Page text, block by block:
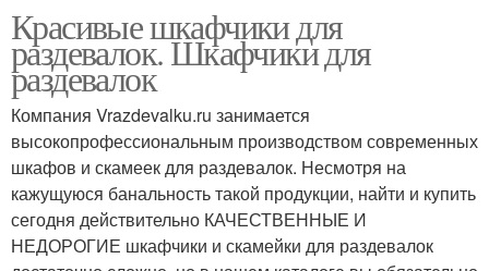
Красивые шкафчики для
раздевалок. Шкафчики для
раздевалок
Компания Vrazdevalku.ru занимается
высокопрофессиональным производством современных
шкафов и скамеек для раздевалок. Несмотря на
кажущуюся банальность такой продукции, найти и купить
сегодня действительно КАЧЕСТВЕННЫЕ И
НЕДОРОГИЕ шкафчики и скамейки для раздевалок